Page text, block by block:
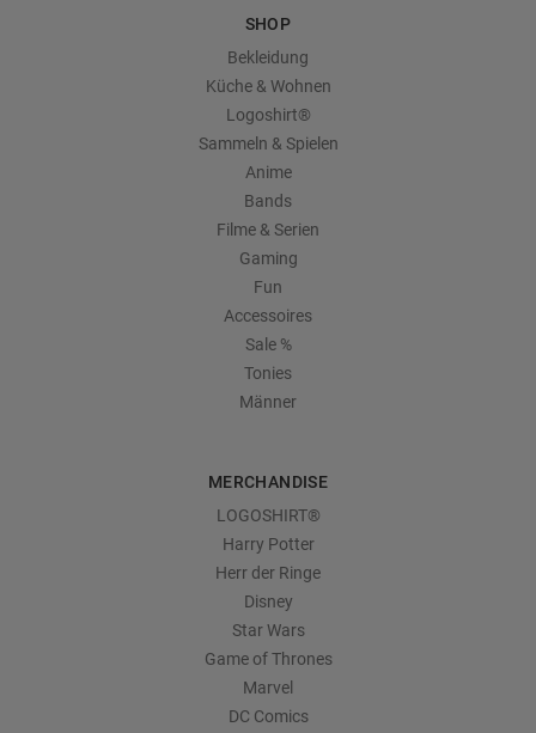
SHOP
Bekleidung
Küche & Wohnen
Logoshirt®
Sammeln & Spielen
Anime
Bands
Filme & Serien
Gaming
Fun
Accessoires
Sale %
Tonies
Männer
MERCHANDISE
LOGOSHIRT®
Harry Potter
Herr der Ringe
Disney
Star Wars
Game of Thrones
Marvel
DC Comics